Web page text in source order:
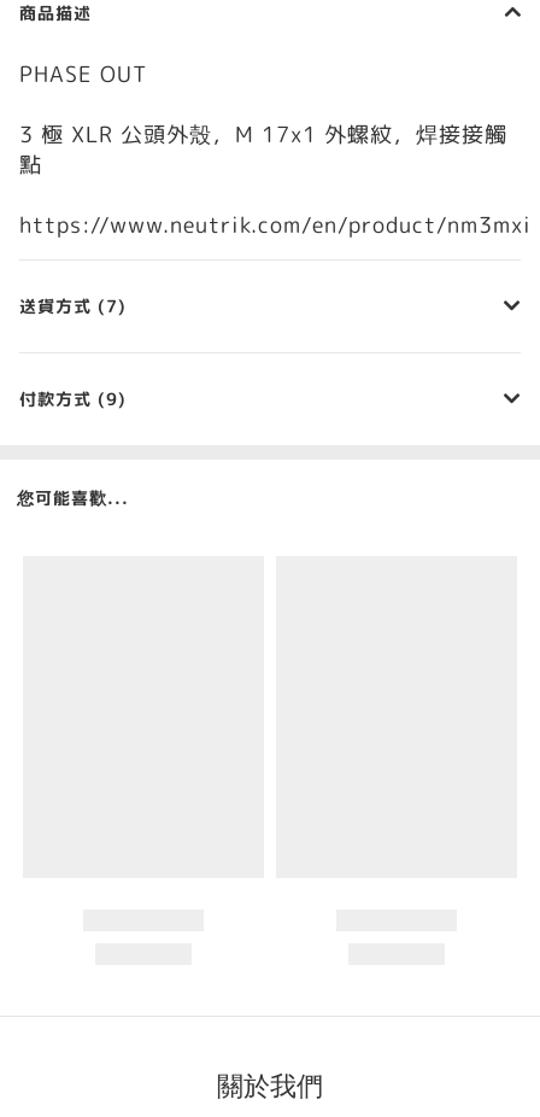
商品描述
PHASE OUT
3 極 XLR 公頭外殼，M 17x1 外螺紋，焊接接觸
點
https://www.neutrik.com/en/product/nm3mxi
送貨方式 (7)
付款方式 (9)
您可能喜歡...
關於我們